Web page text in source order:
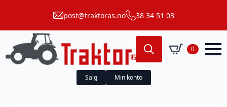
post@traktoras.no 38 34 51 03
Search
for:
0
Salg Min konto